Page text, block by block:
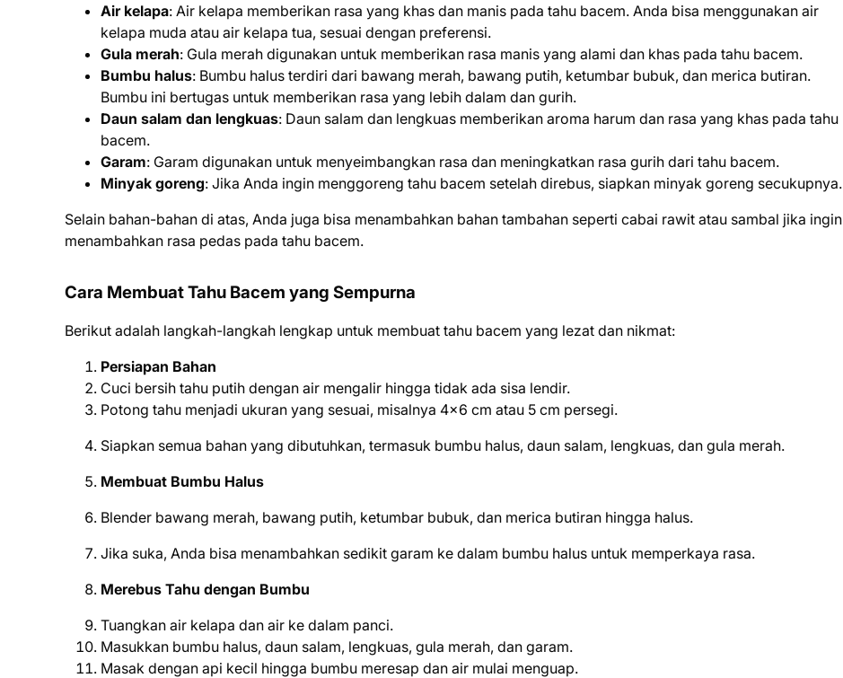
Air kelapa: Air kelapa memberikan rasa yang khas dan manis pada tahu bacem. Anda bisa menggunakan air
kelapa muda atau air kelapa tua, sesuai dengan preferensi.
Gula merah: Gula merah digunakan untuk memberikan rasa manis yang alami dan khas pada tahu bacem.
Bumbu halus: Bumbu halus terdiri dari bawang merah, bawang putih, ketumbar bubuk, dan merica butiran.
Bumbu ini bertugas untuk memberikan rasa yang lebih dalam dan gurih.
Daun salam dan lengkuas: Daun salam dan lengkuas memberikan aroma harum dan rasa yang khas pada tahu
bacem.
Garam: Garam digunakan untuk menyeimbangkan rasa dan meningkatkan rasa gurih dari tahu bacem.
Minyak goreng: Jika Anda ingin menggoreng tahu bacem setelah direbus, siapkan minyak goreng secukupnya.
Selain bahan-bahan di atas, Anda juga bisa menambahkan bahan tambahan seperti cabai rawit atau sambal jika ingin
menambahkan rasa pedas pada tahu bacem.
Cara Membuat Tahu Bacem yang Sempurna
Berikut adalah langkah-langkah lengkap untuk membuat tahu bacem yang lezat dan nikmat:
Persiapan Bahan
Cuci bersih tahu putih dengan air mengalir hingga tidak ada sisa lendir.
Potong tahu menjadi ukuran yang sesuai, misalnya 4x6 cm atau 5 cm persegi.
Siapkan semua bahan yang dibutuhkan, termasuk bumbu halus, daun salam, lengkuas, dan gula merah.
Membuat Bumbu Halus
Blender bawang merah, bawang putih, ketumbar bubuk, dan merica butiran hingga halus.
Jika suka, Anda bisa menambahkan sedikit garam ke dalam bumbu halus untuk memperkaya rasa.
Merebus Tahu dengan Bumbu
Tuangkan air kelapa dan air ke dalam panci.
Masukkan bumbu halus, daun salam, lengkuas, gula merah, dan garam.
Masak dengan api kecil hingga bumbu meresap dan air mulai menguap.